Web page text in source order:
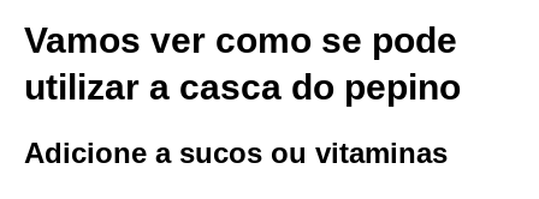
Vamos ver como se pode
utilizar a casca do pepino
Adicione a sucos ou vitaminas